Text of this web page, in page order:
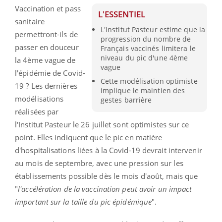
L'ESSENTIEL
L'Institut Pasteur estime que la
progression du nombre de
Français vaccinés limitera le
niveau du pic d'une 4ème
vague
Cette modélisation optimiste
implique le maintien des
gestes barrière
Vaccination et pass
sanitaire
permettront-ils de
passer en douceur
la 4ème vague de
l'épidémie de Covid-
19 ? Les dernières
modélisations
réalisées par
l'Institut Pasteur le 26 juillet sont optimistes sur ce
point. Elles indiquent que le pic en matière
d'hospitalisations liées à la Covid-19 devrait intervenir
au mois de septembre, avec une pression sur les
établissements possible dès le mois d'août, mais que
"l'accélération de la vaccination peut avoir un impact
important sur la taille du pic épidémique".